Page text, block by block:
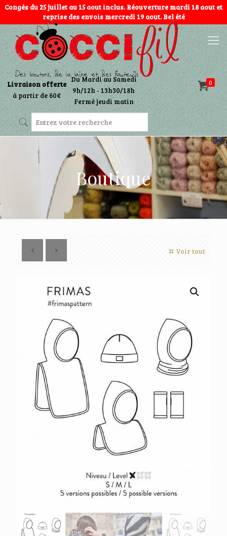
Congés du 25 juillet au 15 aout inclus. Réouverture mardi 18 aout et
reprise des envois mercredi 19 aout. Bel été
0
Livraison offerte
à partir de 60€
Du Mardi au Samedi
9h/12h - 13h30/18h
Fermé jeudi matin
Boutique
Voir tout